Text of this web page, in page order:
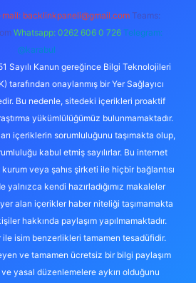
mail: backlinkpaneli@gmail.com Teams:
Whatsapp: 0262 606 0 726 Telegram:
@karabul
Sayılı Kanun gereğince Bilgi Teknolojileri
tarafından onaylanmış bir Yer Sağlayıcı
Bu nedenle, sitedeki içerikleri proaktif
yükümlülüğümüz bulunmamaktadır.
içeriklerin sorumluluğunu taşımakta olup,
kabul etmiş sayılırlar. Bu internet
veya şahıs şirketi ile hiçbir bağlantısı
yalnızca kendi hazırladığımız makaleler
alan içerikler haber niteliği taşımamakta
hakkında paylaşım yapılmamaktadır.
isim benzerlikleri tamamen tesadüfidir.
ve tamamen ücretsiz bir bilgi paylaşım
yasal düzenlemelere aykırı olduğunu